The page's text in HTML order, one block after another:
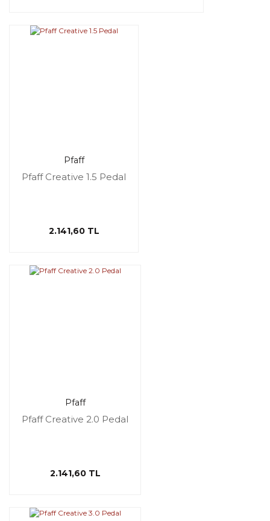
Pfaff
Pfaff Creative 1.5 Pedal
2.141,60 TL
Pfaff
Pfaff Creative 2.0 Pedal
2.141,60 TL